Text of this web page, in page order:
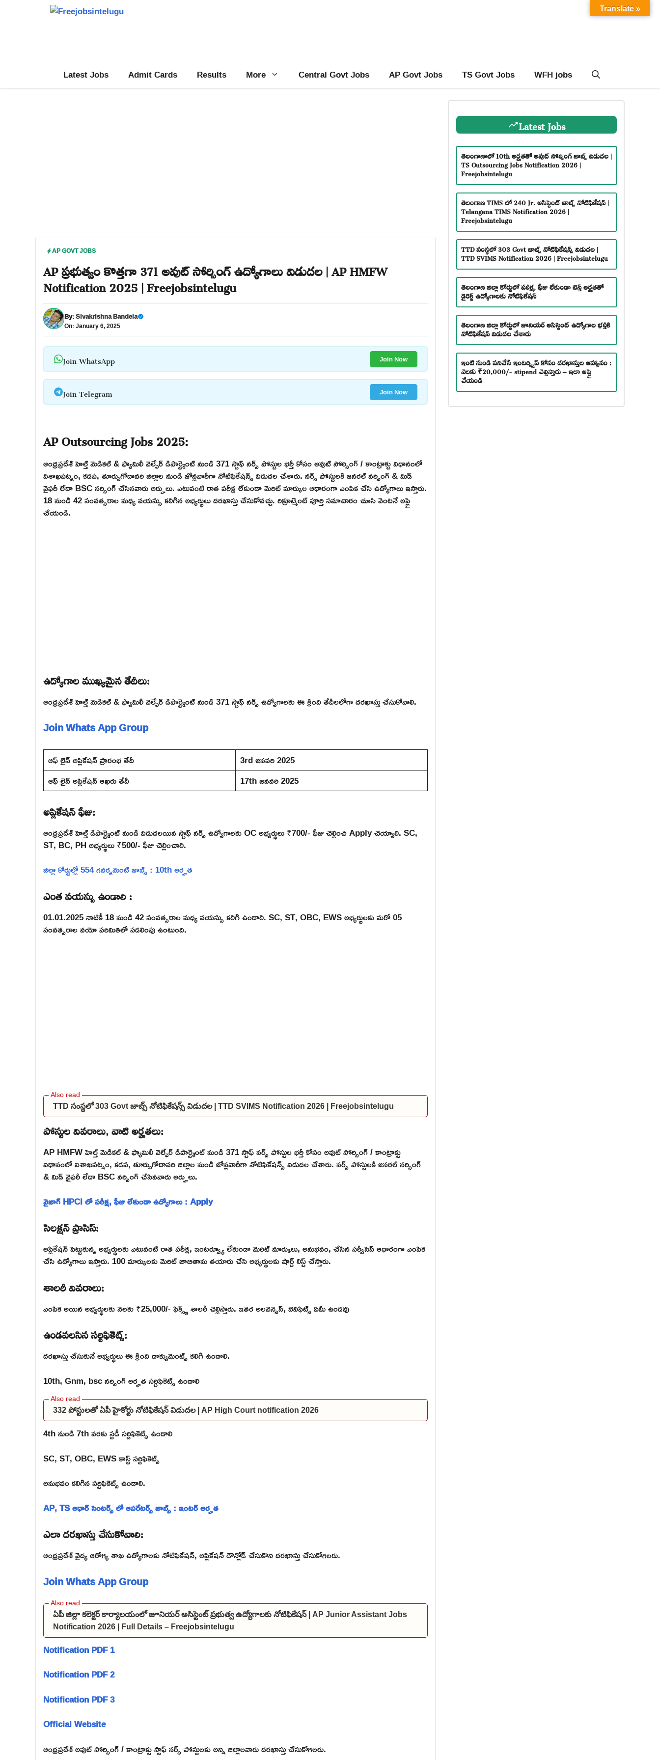
Latest Jobs Admit Cards Results More Central Govt Jobs AP Govt Jobs TS Govt Jobs WFH jobs
AP GOVT JOBS
AP ప్రభుత్వం కొత్తగా 371 అవుట్ సోర్సింగ్ ఉద్యోగాలు విడుదల | AP HMFW
Notification 2025 | Freejobsintelugu
By:Sivakrishna Bandela
On: January 6, 2025
Join WhatsApp Join Now
Join Telegram Join Now
AP Outsourcing Jobs 2025:
ఆంధ్రప్రదేశ్ హెల్త్ మెడికల్ & ఫ్యామిలీ వెల్ఫేర్ డిపార్ట్మెంట్ నుండి 371 స్టాఫ్ నర్స్ పోస్టుల భర్తీ కోసం అవుట్ సోర్సింగ్ / కాంట్రాక్టు విధానంలో
విశాఖపట్నం, కడప, తూర్పుగోదావరి జిల్లాల నుండి జోన్లవారీగా నోటిఫికేషన్స్ విడుదల చేశారు. నర్స్ పోస్టులకి జనరల్ నర్సింగ్ & మిడ్
వైఫరీ లేదా BSC నర్సింగ్ చేసినవారు అర్హులు. ఎటువంటి రాత పరీక్ష లేకుండా మెరిట్ మార్కుల ఆధారంగా ఎంపిక చేసి ఉద్యోగాలు ఇస్తారు.
18 నుండి 42 సంవత్సరాల మధ్య వయస్సు కలిగిన అభ్యర్థులు దరఖాస్తు చేసుకోవచ్చు. రిక్రూట్మెంట్ పూర్తి సమాచారం చూసి వెంటనే అప్లై
చేయండి.
ఉద్యోగాల ముఖ్యమైన తేదీలు:
ఆంధ్రప్రదేశ్ హెల్త్ మెడికల్ & ఫ్యామిలీ వెల్ఫేర్ డిపార్ట్మెంట్ నుండి 371 స్టాఫ్ నర్స్ ఉద్యోగాలకు ఈ క్రింది తేదీలలోగా దరఖాస్తు చేసుకోవాలి.
Join Whats App Group
ఆఫ్ లైన్ అప్లికేషన్ ప్రారంభ తేదీ
3rd జనవరి 2025
ఆఫ్ లైన్ అప్లికేషన్ ఆఖరు తేదీ
17th జనవరి 2025
అప్లికేషన్ ఫీజు:
ఆంధ్రప్రదేశ్ హెల్త్ డిపార్ట్మెంట్ నుండి విడుదలయిన స్టాఫ్ నర్స్ ఉద్యోగాలకు OC అభ్యర్థులు ₹700/- ఫీజు చెల్లించి Apply చెయ్యాలి. SC,
ST, BC, PH అభ్యర్థులు ₹500/- ఫీజు చెల్లించాలి.
జిల్లా కోర్టుల్లో 554 గవర్నమెంట్ జాబ్స్ : 10th అర్హత
ఎంత వయస్సు ఉండాలి :
01.01.2025 నాటికీ 18 నుండి 42 సంవత్సరాల మధ్య వయస్సు కలిగి ఉండాలి. SC, ST, OBC, EWS అభ్యర్థులకు మరో 05
సంవత్సరాల వయో పరిమితిలో సడలింపు ఉంటుంది.
TTD సంస్థలో 303 Govt జాబ్స్ నోటిఫికేషన్స్ విడుదల | TTD SVIMS Notification 2026 | Freejobsintelugu
పోస్టుల వివరాలు, వాటి అర్హతలు:
AP HMFW హెల్త్ మెడికల్ & ఫ్యామిలీ వెల్ఫేర్ డిపార్ట్మెంట్ నుండి 371 స్టాఫ్ నర్స్ పోస్టుల భర్తీ కోసం అవుట్ సోర్సింగ్ / కాంట్రాక్టు
విధానంలో విశాఖపట్నం, కడప, తూర్పుగోదావరి జిల్లాల నుండి జోన్లవారీగా నోటిఫికేషన్స్ విడుదల చేశారు. నర్స్ పోస్టులకి జనరల్ నర్సింగ్
& మిడ్ వైఫరీ లేదా BSC నర్సింగ్ చేసినవారు అర్హులు.
వైజాగ్ HPCl లో పరీక్ష, ఫీజు లేకుండా ఉద్యోగాలు : Apply
సెలక్షన్ ప్రాసెస్:
అప్లికేషన్ పెట్టుకున్న అభ్యర్థులకు ఎటువంటి రాత పరీక్ష, ఇంటర్వ్యూ లేకుండా మెరిట్ మార్కులు, అనుభవం, చేసిన సర్వీసెస్ ఆధారంగా ఎంపిక
చేసి ఉద్యోగాలు ఇస్తారు. 100 మార్కులకు మెరిట్ జాబితాను తయారు చేసి అభ్యర్థులకు షార్ట్ లిస్ట్ చేస్తారు.
శాలరీ వివరాలు:
ఎంపిక అయిన అభ్యర్థులకు నెలకు ₹25,000/- ఫిక్స్డ్ శాలరీ చెల్లిస్తారు. ఇతర అలవెన్సెస్, బెనిఫిట్స్ ఏమీ ఉండవు
ఉండవలసిన సర్టిఫికెట్స్:
దరఖాస్తు చేసుకునే అభ్యర్థులు ఈ క్రింది డాక్యుమెంట్స్ కలిగి ఉండాలి.
10th, Gnm, bsc నర్సింగ్ అర్హత సర్టిఫికెట్స్ ఉండాలి
332 పోస్టులతో ఏపీ హైకోర్టు నోటిఫికేషన్ విడుదల | AP High Court notification 2026
4th నుండి 7th వరకు స్టడీ సర్టిఫికెట్స్ ఉండాలి
SC, ST, OBC, EWS కాస్ట్ సర్టిఫికెట్స్
అనుభవం కలిగిన సర్టిఫికెట్స్ ఉండాలి.
AP, TS ఆధార్ సెంటర్స్ లో ఆపరేటర్స్ జాబ్స్ : ఇంటర్ అర్హత
ఎలా దరఖాస్తు చేసుకోవాలి:
ఆంధ్రప్రదేశ్ వైద్య ఆరోగ్య శాఖ ఉద్యోగాలకు నోటిఫికేషన్, అప్లికేషన్ డౌన్లోడ్ చేసుకొని దరఖాస్తు చేసుకోగలరు.
Join Whats App Group
ఏపీ జిల్లా కలెక్టర్ కార్యాలయంలో జూనియర్ అసిస్టెంట్ ప్రభుత్వ ఉద్యోగాలకు నోటిఫికేషన్ | AP Junior Assistant Jobs
Notification 2026 | Full Details – Freejobsintelugu
Notification PDF 1
Notification PDF 2
Notification PDF 3
Official Website
ఆంధ్రప్రదేశ్ అవుట్ సోర్సింగ్ / కాంట్రాక్టు స్టాఫ్ నర్స్ పోస్టులకు అన్ని జిల్లాలవారు దరఖాస్తు చేసుకోగలరు.
Latest Jobs
తెలంగాణాలో 10th అర్హతతో అవుట్ సోర్సింగ్ జాబ్స్ విడుదల |
TS Outsourcing Jobs Notification 2026 |
Freejobsintelugu
తెలంగాణ TIMS లో 240 Jr. అసిస్టెంట్ జాబ్స్ నోటిఫికేషన్ |
Telangana TIMS Notification 2026 |
Freejobsintelugu
TTD సంస్థలో 303 Govt జాబ్స్ నోటిఫికేషన్స్ విడుదల |
TTD SVIMS Notification 2026 | Freejobsintelugu
తెలంగాణ జిల్లా కోర్టులో పరీక్ష, ఫీజు లేకుండా టెన్త్ అర్హతతో
డైరెక్ట్ ఉద్యోగాలకు నోటిఫికేషన్
తెలంగాణ జిల్లా కోర్టులో జూనియర్ అసిస్టెంట్ ఉద్యోగాల భర్తీకి
నోటిఫికేషన్ విడుదల చేశారు
ఇంటి నుండి పనిచేసే ఇంటర్న్షిప్ కోసం దరఖాస్తుల ఆహ్వానం :
నెలకు ₹20,000/- stipend చెల్లిస్తారు – ఇలా అప్లై
చేయండి
Translate »